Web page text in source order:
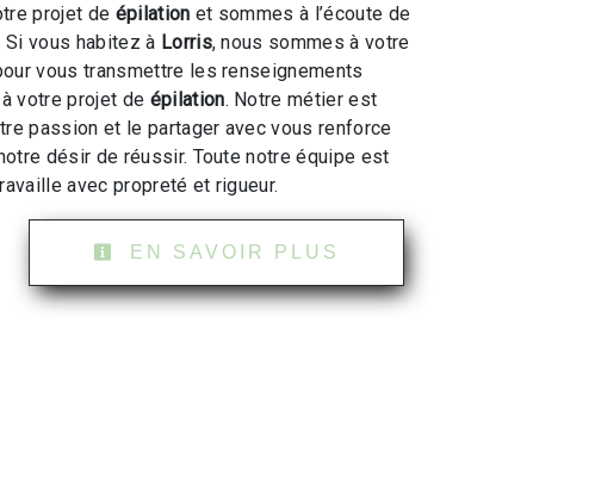
projet de épilation et sommes à l’écoute de
vous habitez à Lorris, nous sommes à votre
vous transmettre les renseignements
votre projet de épilation. Notre métier est
passion et le partager avec vous renforce
désir de réussir. Toute notre équipe est
avec propreté et rigueur.
EN SAVOIR PLUS